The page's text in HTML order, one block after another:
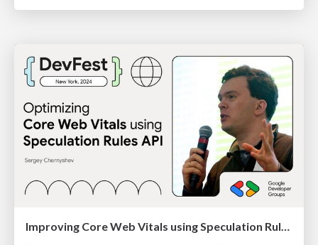
Improving Core Web Vitals using Speculation Rules API